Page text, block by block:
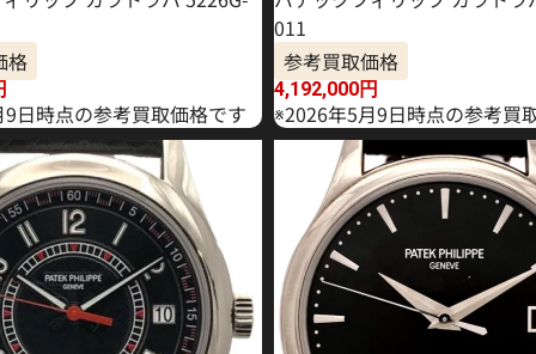
格
日時点の参考買取価格です
011
参考買取価格
4,192,000円
※2026年5月9日時点の参考買